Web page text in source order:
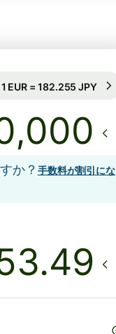
24時間のレート保証
か？ 手数料が割引にな